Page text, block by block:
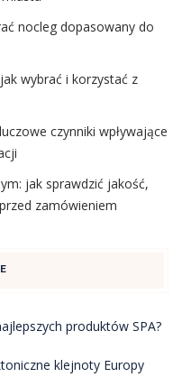
nocleg dopasowany do
wybrać i korzystać z
czynniki wpływające
jak sprawdzić jakość,
zamówieniem
produktów SPA?
klejnoty Europy